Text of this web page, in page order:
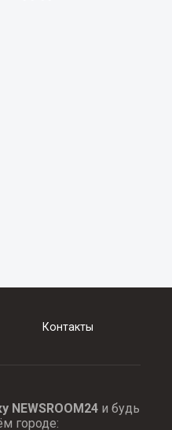
Контакты
NEWSROOM24и будь
городе: